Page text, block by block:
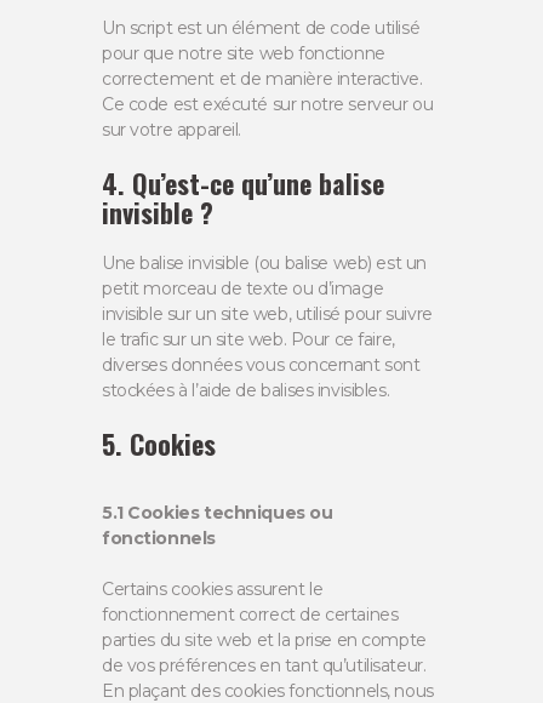
Un script est un élément de code utilisé
pour que notre site web fonctionne
correctement et de manière interactive.
Ce code est exécuté sur notre serveur ou
sur votre appareil.
4. Qu’est-ce qu’une balise
invisible ?
Une balise invisible (ou balise web) est un
petit morceau de texte ou d’image
invisible sur un site web, utilisé pour suivre
le trafic sur un site web. Pour ce faire,
diverses données vous concernant sont
stockées à l’aide de balises invisibles.
5. Cookies
5.1 Cookies techniques ou
fonctionnels
Certains cookies assurent le
fonctionnement correct de certaines
parties du site web et la prise en compte
de vos préférences en tant qu’utilisateur.
En plaçant des cookies fonctionnels, nous